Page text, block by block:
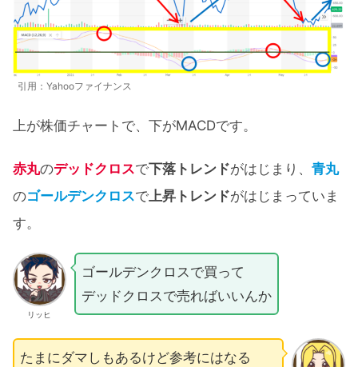
引用：Yahooファイナンス
上が株価チャートで、下がMACDです。
赤丸のデッドクロスで下落トレンドがはじまり、 青丸
のゴールデンクロスで 上昇トレンドがはじまっていま
す。
リッヒ
ゴールデンクロスで買って
デッドクロスで売ればいいんか
たまにダマしもあるけど参考にはなる